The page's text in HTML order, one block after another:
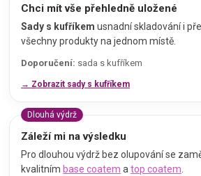
Chci mít vše přehledně uložené
Sady s kufříkem usnadní skladování i
všechny produkty na jednom místě.
Doporučení: sada s kufříkem
→ Zobrazit sady s kufříkem
Dlouhá výdrž
Záleží mi na výsledku
Pro dlouhou výdrž bez olupování se
kvalitním base coatem atop coatem.